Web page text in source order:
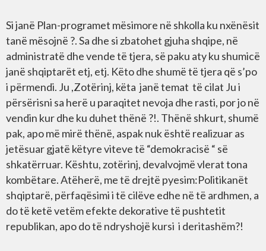
Si janë Plan-programet mësimore në shkolla ku nxënësit
tanë mësojnë ?. Sa dhe si zbatohet gjuha shqipe, në
administratë dhe vende të tjera, së paku aty ku shumicë
janë shqiptarët etj, etj. Këto dhe shumë të tjera që s’po
i përmendi. Ju ,Zotërinj, këta janë temat të cilat Ju i
përsërisni sa herë u paraqitet nevoja dhe rasti, por jo në
vendin kur dhe ku duhet thënë ?!. Thënë shkurt, shumë
pak, apo më mirë thënë, aspak nuk është realizuar as
jetësuar gjatë këtyre viteve të “demokracisë “ së
shkatërruar. Kështu, zotërinj, devalvojmë vlerat tona
kombëtare. Atëherë, me të drejtë pyesim:Politikanët
shqiptarë, përfaqësimi i të cilëve edhe në të ardhmen, a
do të ketë vetëm efekte dekorative të pushtetit
republikan, apo do të ndryshojë kursi i deritashëm?!